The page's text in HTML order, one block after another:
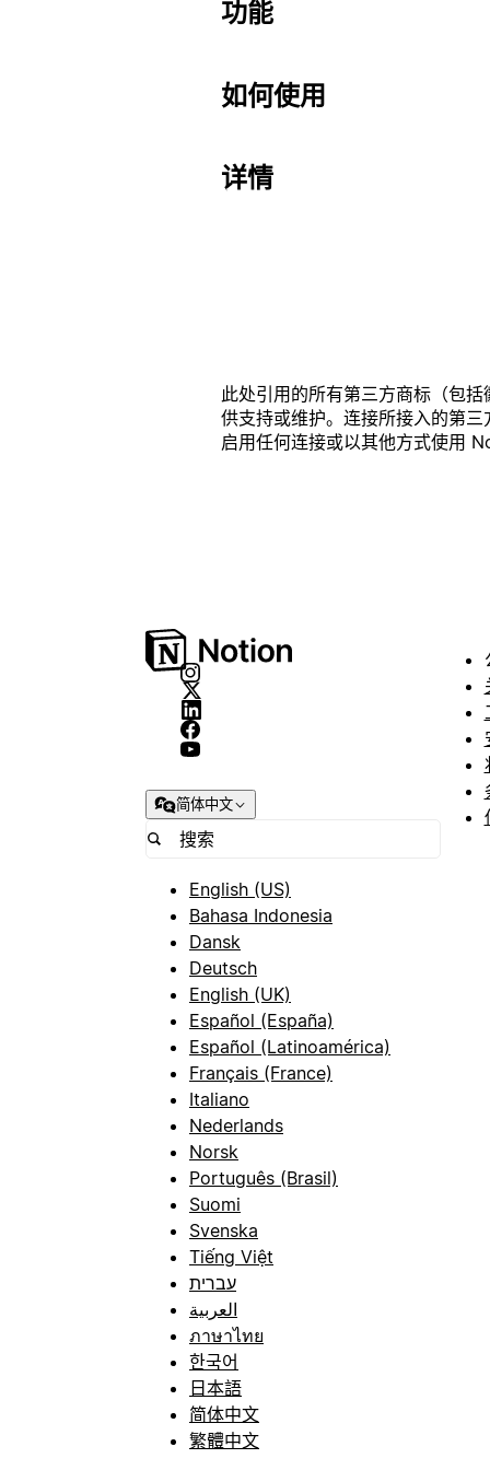
功能
如何使用
详情
此处引用的所有第三方商标（包
供支持或维护。连接所接入的第
启用任何连接或以其他方式使用
简体中文
English (US)
Bahasa Indonesia
Dansk
Deutsch
English (UK)
Español (España)
Español (Latinoamérica)
Français (France)
Italiano
Nederlands
Norsk
Português (Brasil)
Suomi
Svenska
Tiếng Việt
עברית
العربية
ภาษาไทย
한국어
日本語
简体中文
繁體中文